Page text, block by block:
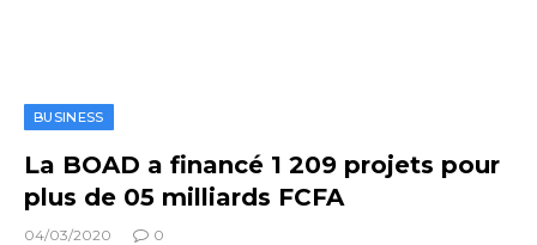
BUSINESS
La BOAD a financé 1 209 projets pour
plus de 05 milliards FCFA
04/03/2020 0